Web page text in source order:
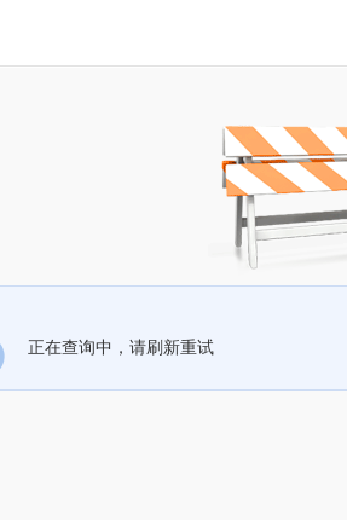
正在查询中，请刷新重试